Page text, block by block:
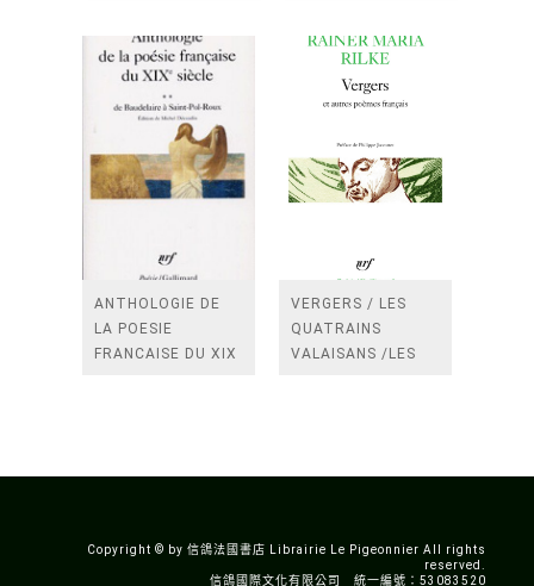
ANTHOLOGIE DE
LA POESIE
FRANCAISE DU XIX
VERGERS / LES
QUATRAINS
VALAISANS /LES
Copyright © by 信鴿法國書店 Librairie Le Pigeonnier All rights
reserved.
信鴿國際文化有限公司 統一編號：53083520